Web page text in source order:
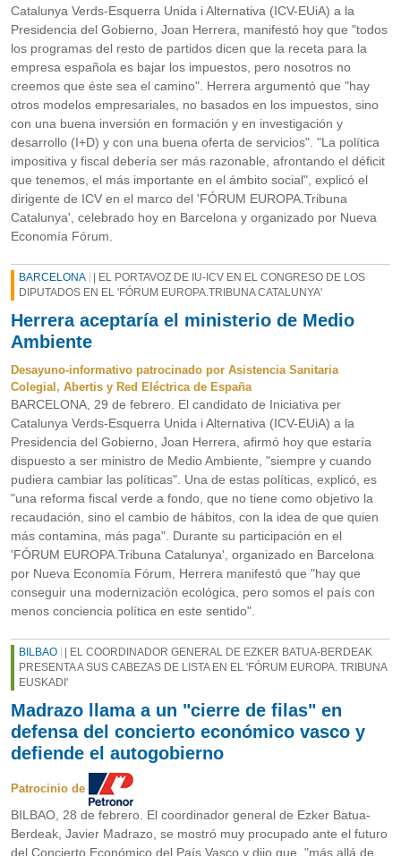
Catalunya Verds-Esquerra Unida i Alternativa (ICV-EUiA) a la
Presidencia del Gobierno, Joan Herrera, manifestó hoy que "todos
los programas del resto de partidos dicen que la receta para la
empresa española es bajar los impuestos, pero nosotros no
creemos que éste sea el camino". Herrera argumentó que "hay
otros modelos empresariales, no basados en los impuestos, sino
con una buena inversión en formación y en investigación y
desarrollo (I+D) y con una buena oferta de servicios". "La política
impositiva y fiscal debería ser más razonable, afrontando el déficit
que tenemos, el más importante en el ámbito social", explicó el
dirigente de ICV en el marco del 'FÓRUM EUROPA.Tribuna
Catalunya', celebrado hoy en Barcelona y organizado por Nueva
Economía Fórum.
BARCELONA
| EL PORTAVOZ DE IU-ICV EN EL CONGRESO DE LOS
DIPUTADOS EN EL 'FÓRUM EUROPA.TRIBUNA CATALUNYA'
Herrera aceptaría el ministerio de Medio
Ambiente
Desayuno-informativo patrocinado por Asistencia Sanitaria
Colegial, Abertis y Red Eléctrica de España
BARCELONA, 29 de febrero. El candidato de Iniciativa per
Catalunya Verds-Esquerra Unida i Alternativa (ICV-EUiA) a la
Presidencia del Gobierno, Joan Herrera, afirmó hoy que estaría
dispuesto a ser ministro de Medio Ambiente, "siempre y cuando
pudiera cambiar las políticas". Una de estas políticas, explicó, es
"una reforma fiscal verde a fondo, que no tiene como objetivo la
recaudación, sino el cambio de hábitos, con la idea de que quien
más contamina, más paga". Durante su participación en el
'FÓRUM EUROPA.Tribuna Catalunya', organizado en Barcelona
por Nueva Economía Fórum, Herrera manifestó que "hay que
conseguir una modernización ecológica, pero somos el país con
menos conciencia política en este sentido".
BILBAO
| EL COORDINADOR GENERAL DE EZKER BATUA-BERDEAK
PRESENTA A SUS CABEZAS DE LISTA EN EL 'FÓRUM EUROPA. TRIBUNA
EUSKADI'
Madrazo llama a un "cierre de filas" en
defensa del concierto económico vasco y
defiende el autogobierno
Patrocinio de
BILBAO, 28 de febrero. El coordinador general de Ezker Batua-
Berdeak, Javier Madrazo, se mostró muy procupado ante el futuro
del Concierto Económico del País Vasco y dijo que, "más allá de